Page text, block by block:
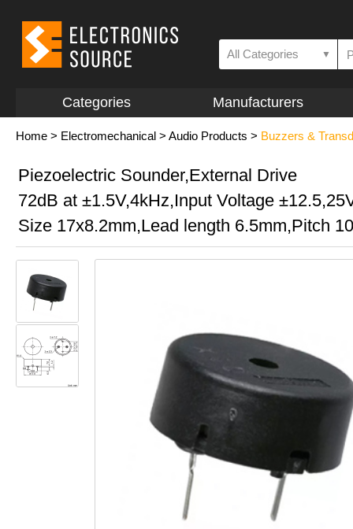
All Categories ▼
Categories Manufacturers
Home > Electromechanical > Audio Products > Buzzers &
Piezoelectric Sounder,External Drive
72dB at ±1.5V,4kHz,Input Voltage
Size 17x8.2mm,Lead length 6.5mm,Pitch